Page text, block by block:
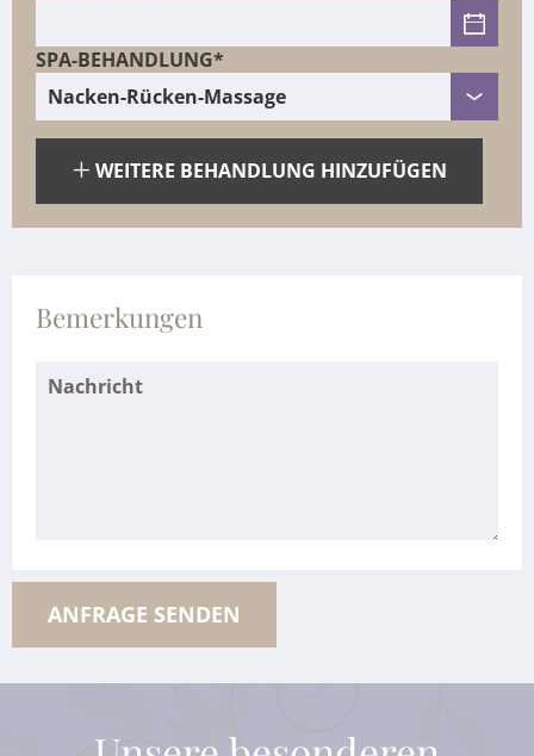
SPA-BEHANDLUNG*
WEITERE BEHANDLUNG HINZUFÜGEN
Bemerkungen